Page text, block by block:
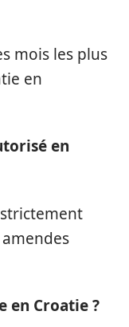
mois les plus
en
en
en Croatie ?